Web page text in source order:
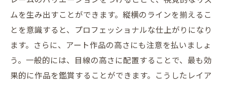
ムを生み出すことができます。縦横のラインを揃えるこ
とを意識すると、プロフェッショナルな仕上がりになり
ます。さらに、アート作品の高さにも注意を払いましょ
う。一般的には、目線の高さに配置することで、最も効
果的に作品を鑑賞することができます。こうしたレイア